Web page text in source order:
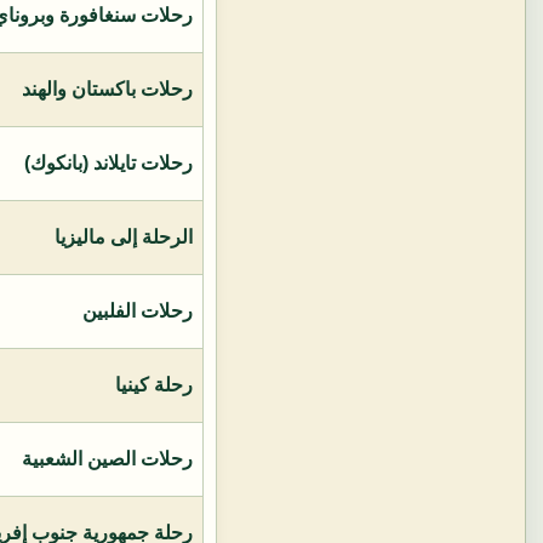
رحلات سنغافورة
رحلات باكستان والهند
رحلات تايلاند (بانكوك)
الرحلة إلى ماليزيا
رحلات الفلبين
رحلة كينيا
رحلات الصين الشعبية
رحلة جمهورية جنوب